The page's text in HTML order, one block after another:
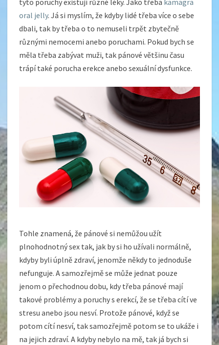
oral jelly. Já si myslím, že kdyby lidé třeba více o sebe
dbali, tak by třeba o to nemuseli trpět zbytečně
různými nemocemi anebo poruchami. Pokud bych se
měla třeba zabývat muži, tak pánové většinu času
trápí také porucha erekce anebo sexuální dysfunkce.
Tohle znamená, že pánové si nemůžou užít
plnohodnotný sex tak, jak by si ho užívali normálně,
kdyby byli úplně zdraví, jenomže někdy to jednoduše
nefunguje. A samozřejmě se může jednat pouze
jenom o přechodnou dobu, kdy třeba pánové mají
takové problémy a poruchy s erekcí, že se třeba cítí ve
stresu anebo jsou nesví. Protože pánové, když se
potom cítí nesví, tak samozřejmě potom se to ukáže i
na jejich zdraví. A kdyby nebylo na mě, tak já bych si